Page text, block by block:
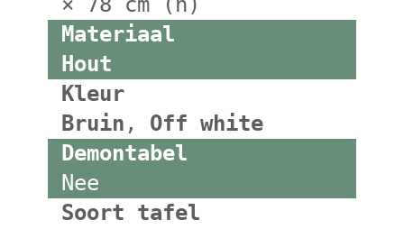
Materiaal
Hout
Kleur
Bruin , Off white
Demontabel
Nee
Soort tafel